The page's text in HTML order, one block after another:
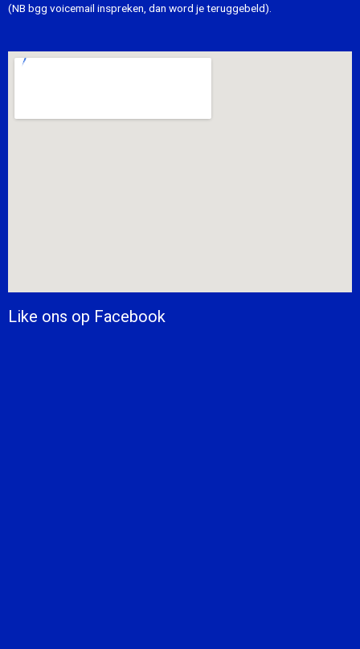
(NB bgg voicemail inspreken, dan word je teruggebeld).
Like ons op Facebook